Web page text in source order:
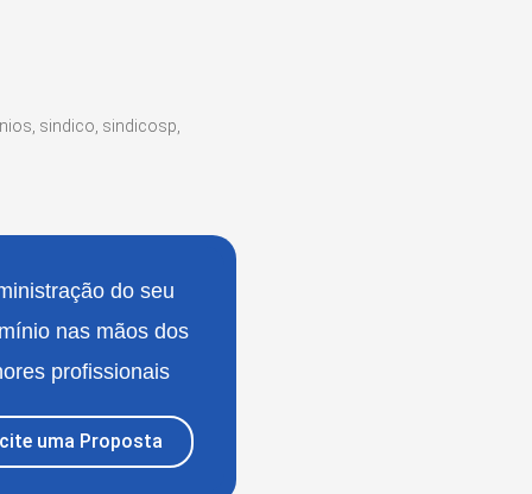
sindico sindicosp
do seu
nas mãos dos
profissionais
uma Proposta